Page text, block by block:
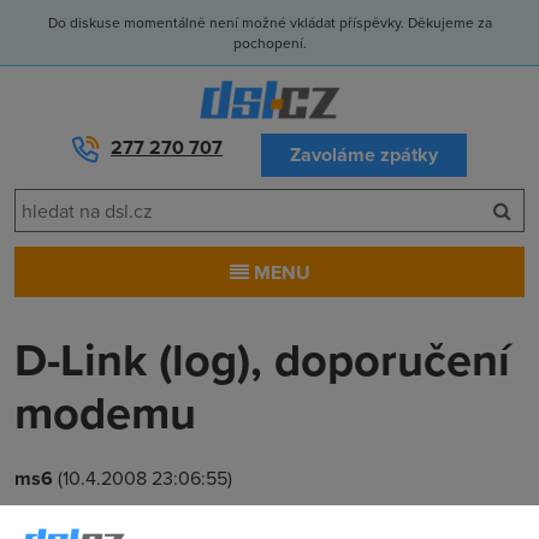
Do diskuse momentálně není možné vkládat příspěvky. Děkujeme za
pochopení.
277 270 707 Zavoláme zpátky
MENU
D-Link (log), doporučení
modemu
ms6 (10.4.2008 23:06:55)